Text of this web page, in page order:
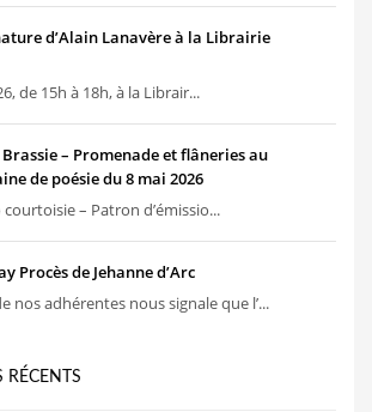
d’Alain Lanavère à la Librairie
de 15h à 18h, à la Librair...
– Promenade et flâneries au
de poésie du 8 mai 2026
courtoisie – Patron d’émissio...
Procès de Jehanne d’Arc
nos adhérentes nous signale que l’...
RÉCENTS